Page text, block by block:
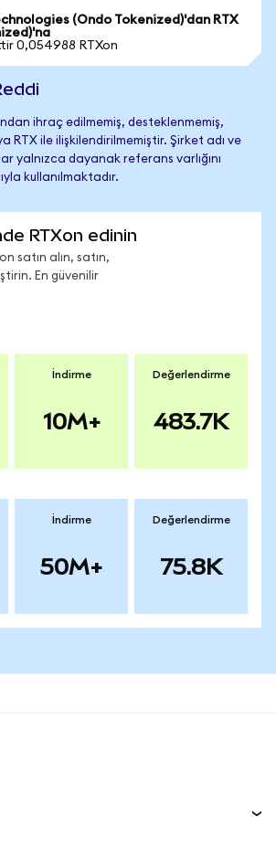
(Ondo Tokenized)'dan RTX
0,054988 RTXon
ihraç edilmemiş, desteklenmemiş,
RTX ile ilişkilendirilmemiştir. Şirket adı ve
yalnızca dayanak referans varlığını
kullanılmaktadır.
RTXon edinin
satın alın, satın,
En güvenilir
İndirme
10M+
Değerlendirme
483.7K
İndirme
50M+
Değerlendirme
75.8K